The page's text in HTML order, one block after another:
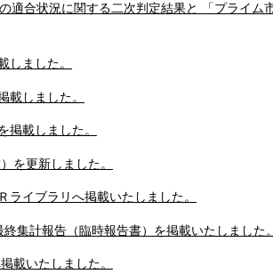
適合状況に関する二次判定結果と 「プライム
ました。
しました。
載しました。
を更新しました。
イブラリへ掲載いたしました。
集計報告（臨時報告書）を掲載いたしました
載いたしました。